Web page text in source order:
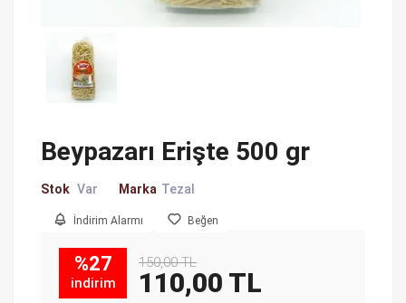
Beypazarı Erişte 500 gr
Stok Var Marka Tezal
İndirim Alarmı Beğen
%27
indirim
150,00 TL
110,00 TL